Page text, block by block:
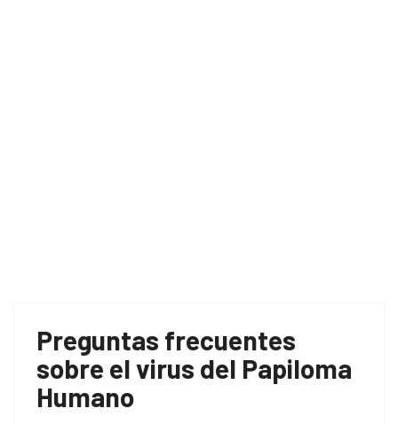
Preguntas frecuentes
sobre el virus del Papiloma
Humano